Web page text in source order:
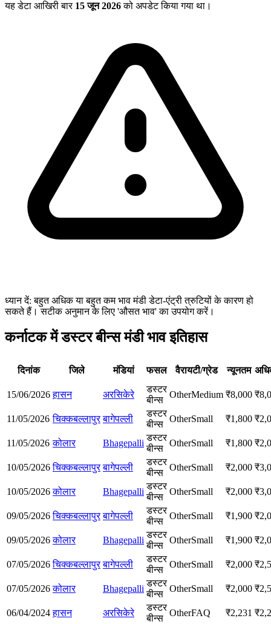
यह डेटा आखिरी बार 15 जून 2026को अपडेट किया गया था।
ध्यान दें: बहुत अधिक या बहुत कम भाव मंडी डेटा-एंट्री त्रुटियों के कारण हो
सकते हैं। सटीक अनुमान के लिए 'औसत भाव' का उपयोग करें।
कर्नाटक में डस्टर बीन्स मंडी भाव इतिहास
दिनांक जिले मंडियां फसल वैरायटी/ग्रेड न्यूनतम
15/06/2026 हासन अरसिकेरे
डस्टर
बीन्स
OtherMedium ₹8,000 ₹
11/05/2026 चिक्कबल्लापुर बागेपल्ली
डस्टर
बीन्स
OtherSmall ₹1,800 ₹
11/05/2026 कोलार Bhagepalli
डस्टर
बीन्स
OtherSmall ₹1,800 ₹
10/05/2026 चिक्कबल्लापुर बागेपल्ली
डस्टर
बीन्स
OtherSmall ₹2,000 ₹
10/05/2026 कोलार Bhagepalli
डस्टर
बीन्स
OtherSmall ₹2,000 ₹
09/05/2026 चिक्कबल्लापुर बागेपल्ली
डस्टर
बीन्स
OtherSmall ₹1,900 ₹
09/05/2026 कोलार Bhagepalli
डस्टर
बीन्स
OtherSmall ₹1,900 ₹
07/05/2026 चिक्कबल्लापुर बागेपल्ली
डस्टर
बीन्स
OtherSmall ₹2,000 ₹
07/05/2026 कोलार Bhagepalli
डस्टर
बीन्स
OtherSmall ₹2,000 ₹
06/04/2024 हासन अरसिकेरे
डस्टर
बीन्स
OtherFAQ ₹2,231 ₹